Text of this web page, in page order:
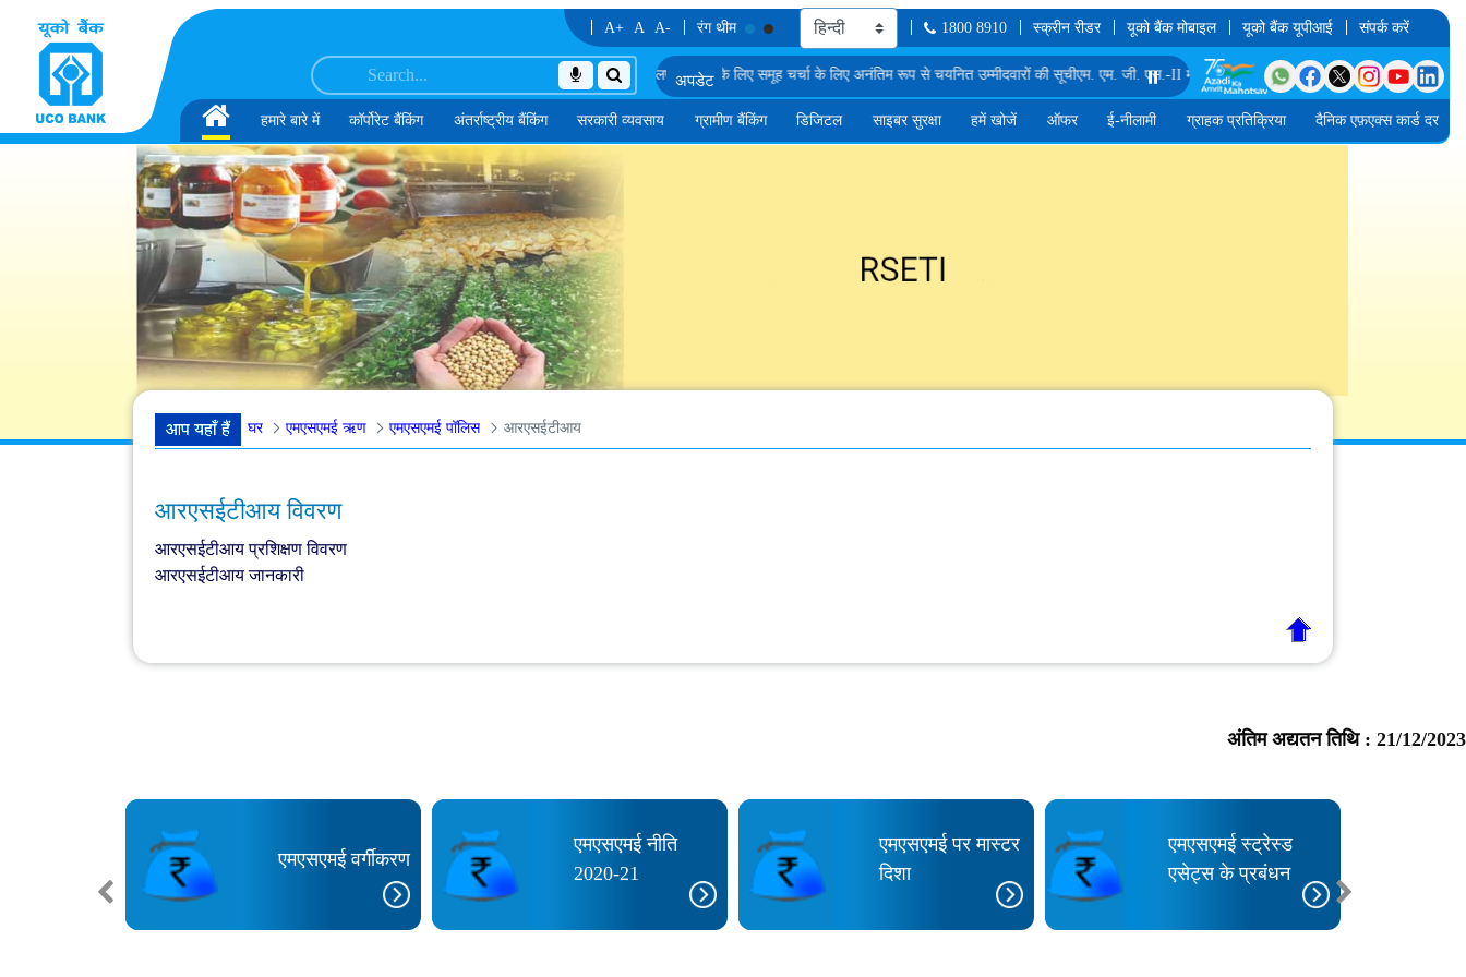
सामग्री पर छोड़ें A+ A A- रंग थीम 1800 8910 स्क्रीन रीडर यूको बैंक मोबाइल यूको बैंक यूपीआई संपर्क करें
सलाहकार (आईटी सलाहकार) के पद के लिए संविदात्मक आधार पर चयन जे. एम. जी. एस.-I में सॉफ्टवेयर डेवलपर के पद के लिए समूह चर्चा के लिए अनंतिम रूप से चयनित उम्मीदवारों की सूचीएम. एम. जी. एस.-II में डेटा इंजीनियर के पद के लिए अंतिम दौर के साक्षात्कार के
⏸️
Home
हमारे बारे में कॉर्पोरेट बैंकिंग अंतर्राष्ट्रीय बैंकिंग सरकारी व्यवसाय ग्रामीण बैंकिंग डिजिटल साइबर सुरक्षा हमें खोजें ऑफर ई-नीलामी ग्राहक प्रतिक्रिया दैनिक एफ़एक्स कार्ड दर
आप यहाँ हैं घर एमएसएमई ऋण एमएसएमई पॉलिस आरएसईटीआय
आरएसईटीआय विवरण
आरएसईटीआय प्रशिक्षण विवरण
आरएसईटीआय जानकारी
अंतिम अद्यतन तिथि : 21/12/2023
एमएसएमई वर्गीकरण
एमएसएमई नीति
2020-21
एमएसएमई पर मास्टर
दिशा
एमएसएमई स्ट्रेस्ड
एसेट्स के प्रबंधन